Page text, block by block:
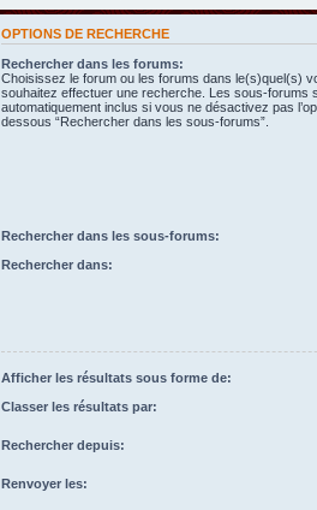
OPTIONS DE RECHERCHE
Rechercher dans les forums:
Choisissez le forum ou les forums dans le(s)quel(s)
souhaitez effectuer une recherche. Les sous-forums
automatiquement inclus si vous ne désactivez pas
dessous “Rechercher dans les sous-forums”.
Rechercher dans les sous-forums:
Rechercher dans:
Afficher les résultats sous forme de:
Classer les résultats par:
Rechercher depuis:
Renvoyer les: